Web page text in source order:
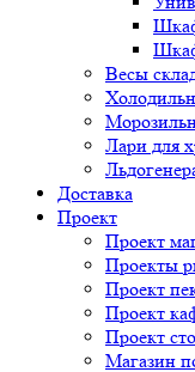
Весы
Лари для
Доставка
Проект
Проект
Проекты
Проект
Проект
Проект
Магазин